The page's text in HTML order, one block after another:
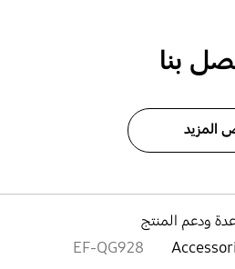
بنا
المزيد
ودعم المنتج
EF-QG928